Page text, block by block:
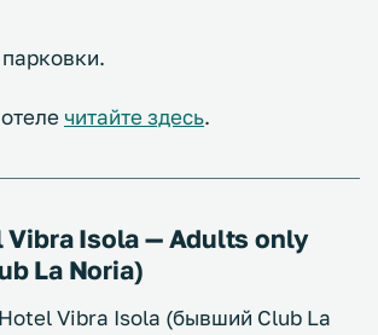
парковки.
читайте здесь.
Vibra Isola — Adults only
La Noria)
Vibra Isola (бывший Club La